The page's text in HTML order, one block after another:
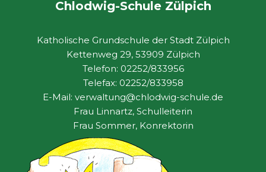
Chlodwig-Schule Zülpich
Katholische Grundschule der Stadt Zülpich
Kettenweg 29, 53909 Zülpich
Telefon: 02252/833956
Telefax: 02252/833958
E-Mail: verwaltung@chlodwig-schule.de
Frau Linnartz, Schulleiterin
Frau Sommer, Konrektorin